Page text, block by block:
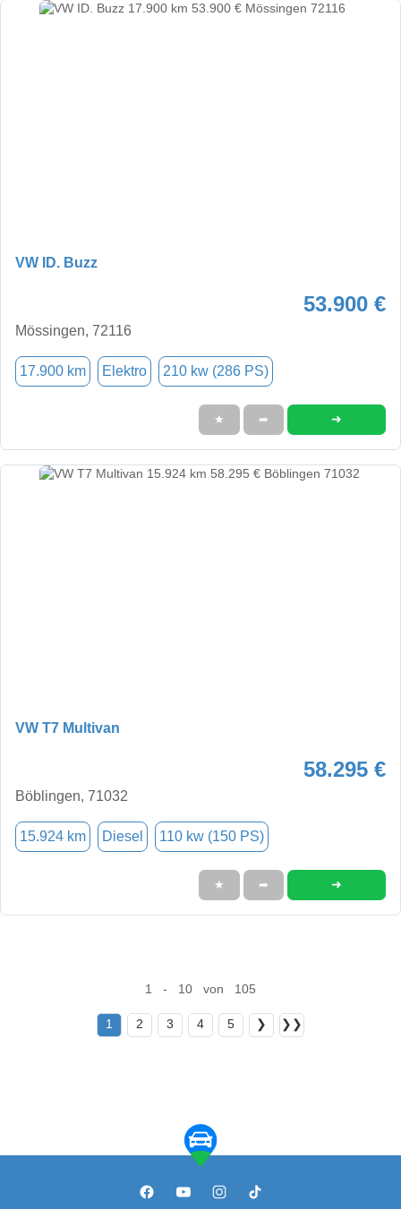
VW ID. Buzz
53.900 €
Mössingen, 72116
17.900 km Elektro 210 kw (286 PS)
★ ➦ ➜
VW T7 Multivan
58.295 €
Böblingen, 71032
15.924 km Diesel 110 kw (150 PS)
★ ➦ ➜
1 - 10 von 105
1 2 3 4 5 ❯ ❯❯